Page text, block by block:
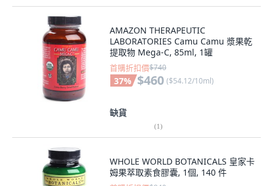
AMAZON THERAPEUTIC
LABORATORIES Camu Camu 漿果乾
提取物 Mega-C, 85ml, 1罐
首購折扣價$740
37% $460 ($54.12/10ml)
缺貨
(1)
WHOLE WORLD BOTANICALS 皇家卡
姆果萃取素食膠囊, 1個, 140 件